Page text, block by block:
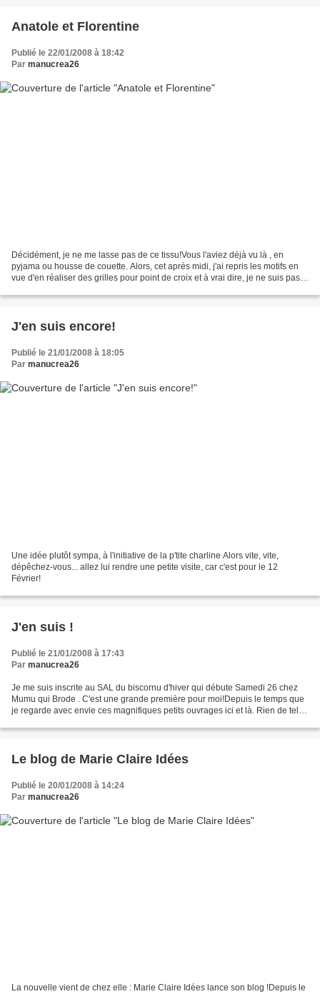
Anatole et Florentine
Publié le 22/01/2008 à 18:42
Par manucrea26
Décidément, je ne me lasse pas de ce tissu!Vous l'aviez déjà vu là , en
pyjama ou housse de couette. Alors, cet après midi, j'ai repris les motifs en
vue d'en réaliser des grilles pour point de croix et à vrai dire, je ne suis pas
J'en suis encore!
Publié le 21/01/2008 à 18:05
Par manucrea26
Une idée plutôt sympa, à l'initiative de la p'tite charline Alors vite, vite,
dépêchez-vous... allez lui rendre une petite visite, car c'est pour le 12
Février!
J'en suis !
Publié le 21/01/2008 à 17:43
Par manucrea26
Je me suis inscrite au SAL du biscornu d'hiver qui débute Samedi 26 chez
Mumu qui Brode . C'est une grande première pour moi!Depuis le temps que
je regarde avec envie ces magnifiques petits ouvrages ici et là. Rien de tel
Le blog de Marie Claire Idées
Publié le 20/01/2008 à 14:24
Par manucrea26
La nouvelle vient de chez elle : Marie Claire Idées lance son blog !Depuis le